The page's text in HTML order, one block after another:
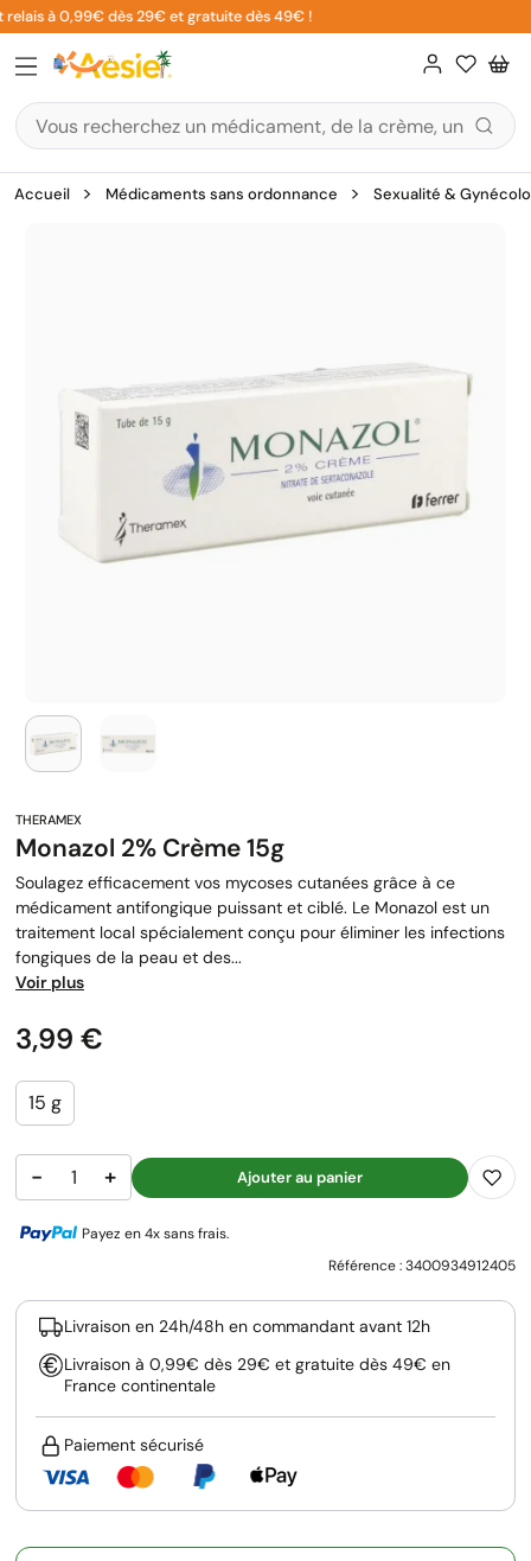
Aller
au
contenu
à 0,99€ dès 29€ et gratuite dès 49€ !
Accueil Médicaments sans ordonnance Sexualité &
Monazol 2% Crème 15g
Soulagez efficacement vos mycoses cutanées grâce à ce
médicament antifongique puissant et ciblé. Le Monazol est un
traitement local spécialement conçu pour éliminer les infections
fongiques de la peau et des...
Voir plus
Prix
3,99 €
15 g
− + Ajouter au panier
Payez en 4x sans frais.
Référence :3400934912405
Livraison en 24h/48h en commandant avant 12h
Livraison à 0,99€ dès 29€ et gratuite dès 49€ en
France continentale
Paiement sécurisé